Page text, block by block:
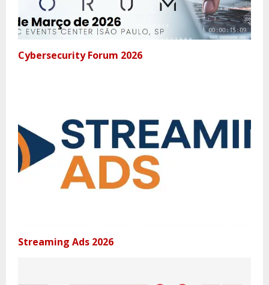
Cybersecurity Forum 2026
Streaming Ads 2026